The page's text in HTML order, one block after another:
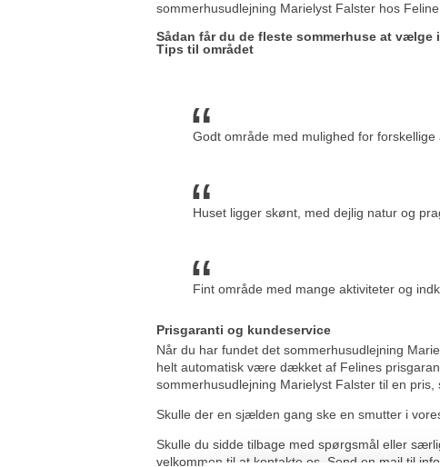
sommerhusudlejning Marielyst Falster hos Feline
Sådan får du de fleste sommerhuse at vælge
Tips til området
Godt område med mulighed for
Huset ligger skønt, med dejlig natur og
Fint område med mange aktiviteter og
Prisgaranti og kundeservice
Når du har fundet det sommerhusudlejning
helt automatisk være dækket af Felines
sommerhusudlejning Marielyst Falster til en pris,
Skulle der en sjælden gang ske en smutter i
Skulle du sidde tilbage med spørgsmål eller
velkommen til at kontakte os. Send en mail til